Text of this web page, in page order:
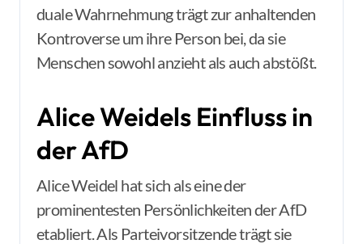
duale Wahrnehmung trägt zur anhaltenden
Kontroverse um ihre Person bei, da sie
Menschen sowohl anzieht als auch abstößt.
Alice Weidels Einfluss in
der AfD
Alice Weidel hat sich als eine der
prominentesten Persönlichkeiten der AfD
etabliert. Als Parteivorsitzende trägt sie